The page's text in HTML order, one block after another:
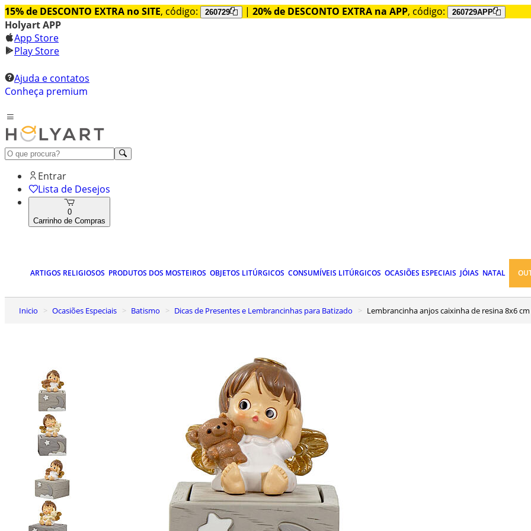
15% de DESCONTO EXTRA no SITE, código: 260729 | 20% de DESCONTO EXTRA na APP, código: 260729APP
Holyart APP
App Store
Play Store
Ajuda e contatos
Conheça premium
Entrar
Lista de Desejos
0
Carrinho de Compras
ARTIGOS RELIGIOSOS PRODUTOS DOS MOSTEIROS OBJETOS LITÚRGICOS CONSUMÍVEIS LITÚRGICOS OCASIÕES ESPECIAIS JÓIAS NATAL
Inicio Ocasiões Especiais Batismo Dicas de Presentes e Lembrancinhas para Batizado Lembrancinha anjos caixinha de resina 8x6 cm